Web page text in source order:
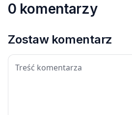
0 komentarzy
Zostaw komentarz